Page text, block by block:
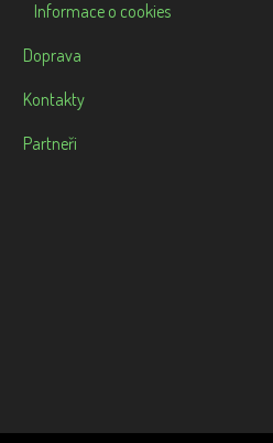
Informace o cookies
Doprava
Kontakty
Partneři